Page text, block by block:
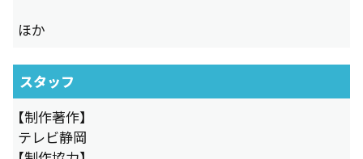
ほか
スタッフ
【制作著作】
テレビ静岡